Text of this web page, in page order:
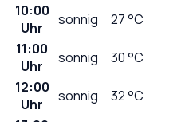
10:00
Uhr
sonnig 27°C
11:00
Uhr
sonnig 30°C
12:00
Uhr
sonnig 32°C